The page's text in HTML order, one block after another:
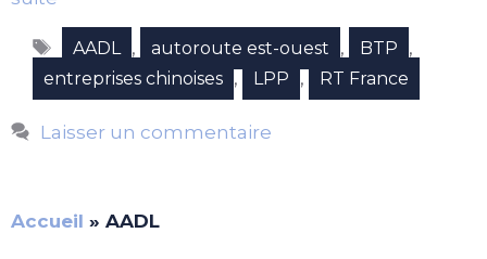
Étiquettes
AADL , autoroute est-ouest , BTP ,
entreprises chinoises , LPP , RT France
Laisser un commentaire
Accueil » AADL